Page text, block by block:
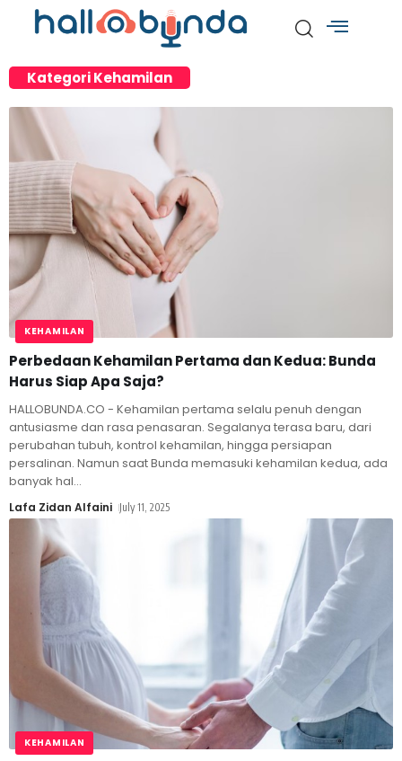
Kategori Kehamilan
KEHAMILAN
Perbedaan Kehamilan Pertama dan Kedua: Bunda
Harus Siap Apa Saja?
HALLOBUNDA.CO - Kehamilan pertama selalu penuh dengan
antusiasme dan rasa penasaran. Segalanya terasa baru, dari
perubahan tubuh, kontrol kehamilan, hingga persiapan
persalinan. Namun saat Bunda memasuki kehamilan kedua, ada
banyak hal…
Lafa Zidan Alfaini July 11, 2025
KEHAMILAN